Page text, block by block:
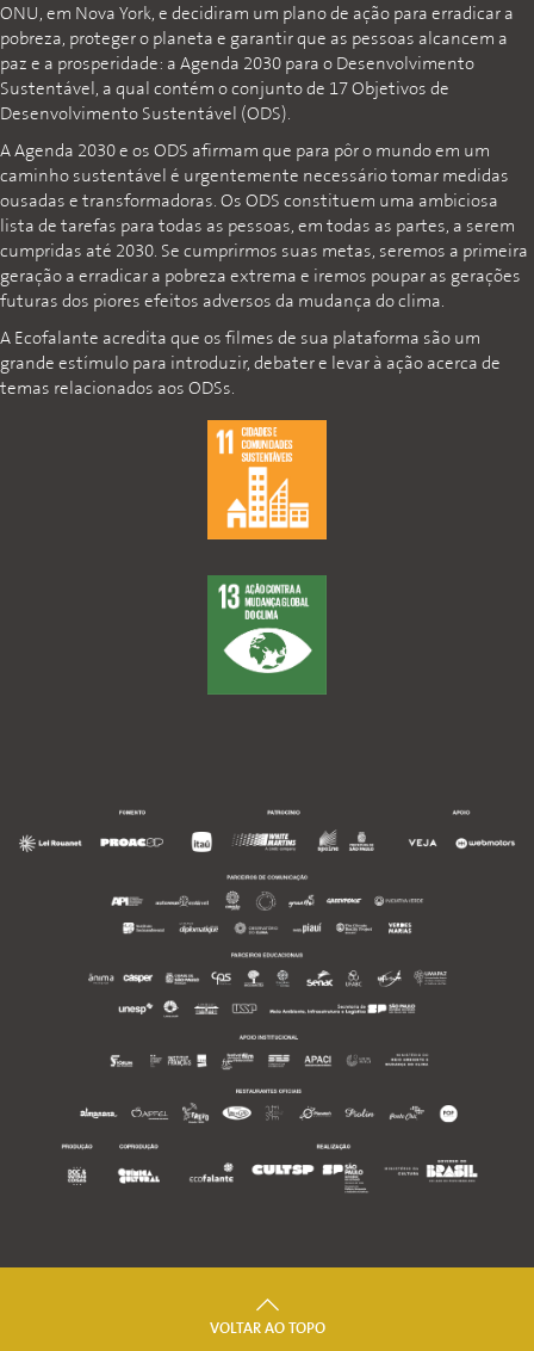
ONU, em Nova York, e decidiram um plano de ação para erradicar a
pobreza, proteger o planeta e garantir que as pessoas alcancem a
paz e a prosperidade: a Agenda 2030 para o Desenvolvimento
Sustentável, a qual contém o conjunto de 17 Objetivos de
Desenvolvimento Sustentável (ODS).
A Agenda 2030 e os ODS afirmam que para pôr o mundo em um
caminho sustentável é urgentemente necessário tomar medidas
ousadas e transformadoras. Os ODS constituem uma ambiciosa
lista de tarefas para todas as pessoas, em todas as partes, a serem
cumpridas até 2030. Se cumprirmos suas metas, seremos a primeira
geração a erradicar a pobreza extrema e iremos poupar as gerações
futuras dos piores efeitos adversos da mudança do clima.
A Ecofalante acredita que os filmes de sua plataforma são um
grande estímulo para introduzir, debater e levar à ação acerca de
temas relacionados aos ODSs.
VOLTAR AO TOPO